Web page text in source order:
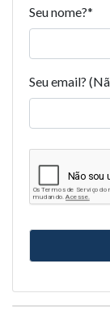
Seu nome?*
Seu email?